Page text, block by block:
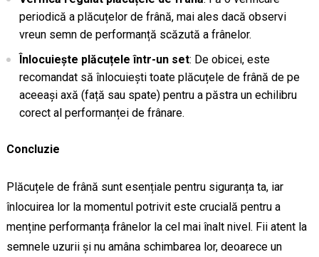
periodică a plăcuțelor de frână, mai ales dacă observi
vreun semn de performanță scăzută a frânelor.
Înlocuiește plăcuțele într-un set: De obicei, este
recomandat să înlocuiești toate plăcuțele de frână de pe
aceeași axă (față sau spate) pentru a păstra un echilibru
corect al performanței de frânare.
Concluzie
Plăcuțele de frână sunt esențiale pentru siguranța ta, iar
înlocuirea lor la momentul potrivit este crucială pentru a
menține performanța frânelor la cel mai înalt nivel. Fii atent la
semnele uzurii și nu amâna schimbarea lor, deoarece un